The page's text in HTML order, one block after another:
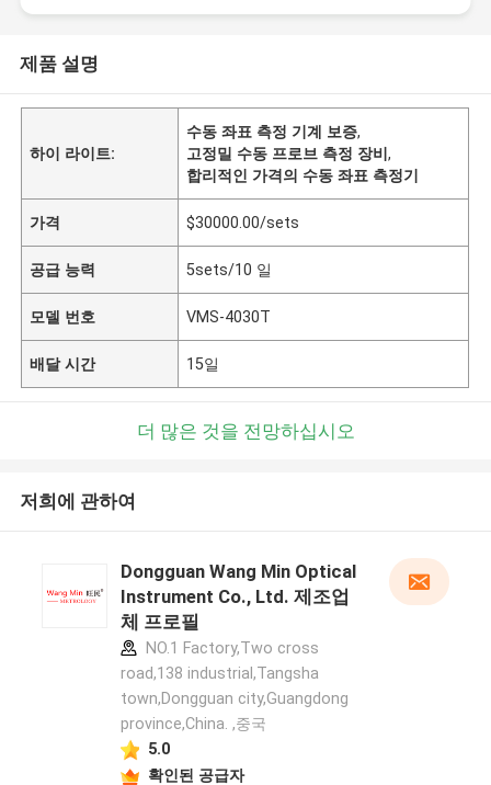
제품 설명
하이 라이트:
수동 좌표 측정 기계 보증,
고정밀 수동 프로브 측정 장비,
합리적인 가격의 수동 좌표 측정기
가격 $30000.00/sets
공급 능력 5sets/10 일
모델 번호 VMS-4030T
배달 시간 15일
더 많은 것을 전망하십시오
저희에 관하여
Dongguan Wang Min Optical
Instrument Co., Ltd. 제조업
체 프로필
NO.1 Factory,Two cross
road,138 industrial,Tangsha
town,Dongguan city,Guangdong
province,China. ,중국
5.0
확인된 공급자